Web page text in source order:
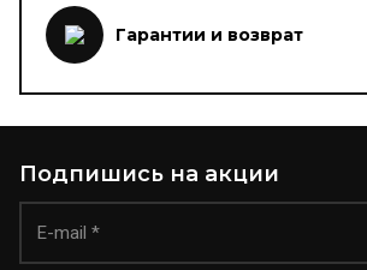
Гарантии и возврат
Подпишись на акции